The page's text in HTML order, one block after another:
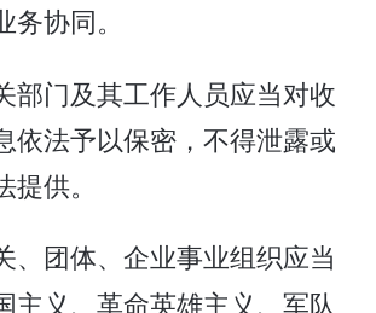
协同。
部门及其工作人员应当对收
依法予以保密，不得泄露或
供。
、团体、企业事业组织应当
主义、革命英雄主义、军队